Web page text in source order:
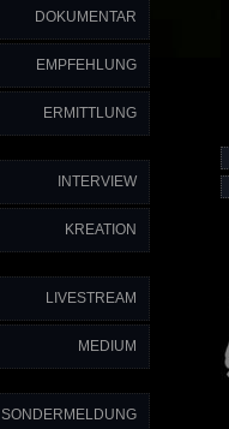
DOKUMENTAR
EMPFEHLUNG
ERMITTLUNG
INTERVIEW
KREATION
LIVESTREAM
MEDIUM
SONDERMELDUNG